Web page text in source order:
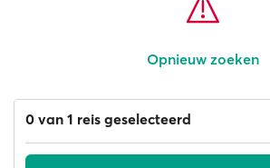
Opnieuw zoeken
0 van 1 reis geselecteerd